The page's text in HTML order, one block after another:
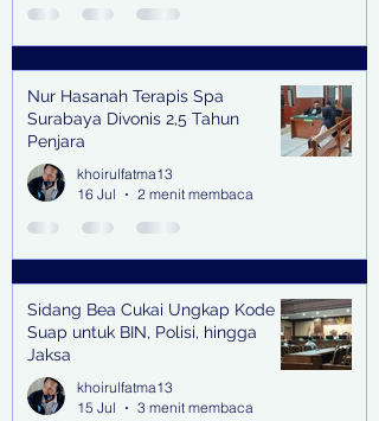
Nur Hasanah Terapis Spa
Surabaya Divonis 2,5 Tahun
Penjara
khoirulfatma13
16 Jul
2 menit membaca
Sidang Bea Cukai Ungkap Kode
Suap untuk BIN, Polisi, hingga
Jaksa
khoirulfatma13
15 Jul
3 menit membaca